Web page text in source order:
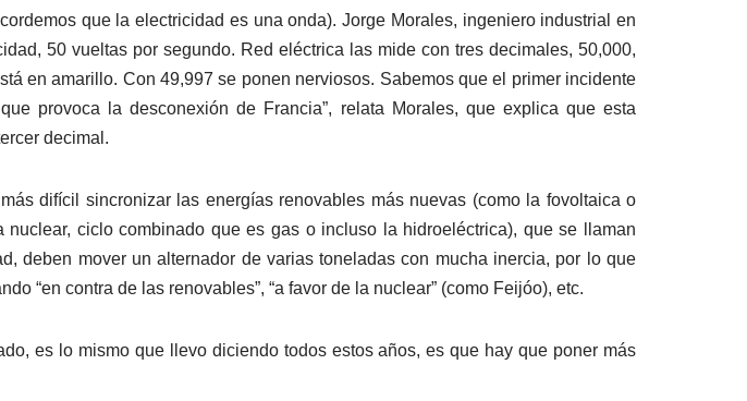
que la electricidad es una onda). Jorge Morales, ingeniero industrial en
50 vueltas por segundo. Red eléctrica las mide con tres decimales, 50,000,
en amarillo. Con 49,997 se ponen nerviosos. Sabemos que el primer incidente
provoca la desconexión de Francia”, relata Morales, que explica que esta
decimal.
difícil sincronizar las energías renovables más nuevas (como la fovoltaica o
ciclo combinado que es gas o incluso la hidroeléctrica), que se llaman
deben mover un alternador de varias toneladas con mucha inercia, por lo que
“en contra de las renovables”, “a favor de la nuclear” (como Feijóo), etc.
es lo mismo que llevo diciendo todos estos años, es que hay que poner más